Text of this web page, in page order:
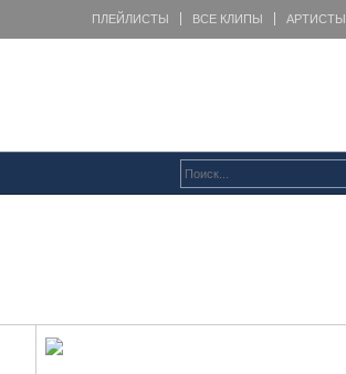
ПЛЕЙЛИСТЫ ВСЕ КЛИПЫ АРТИСТЫ